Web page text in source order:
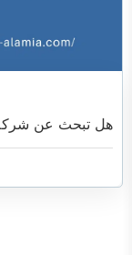
هل تبحث عن